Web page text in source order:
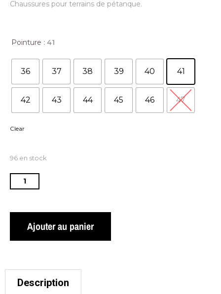
Chaussures pour terrains de pétanque.
Pointure : 41
36 37 38 39 40 41
42 43 44 45 46 47
Clear
96 en stock
Ajouter au panier
Description